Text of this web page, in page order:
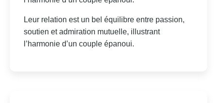
Leur relation est un bel équilibre entre passion,
soutien et admiration mutuelle, illustrant
l’harmonie d’un couple épanoui.